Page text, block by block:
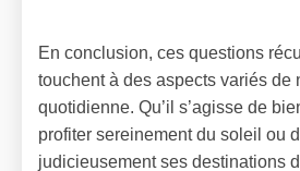
En conclusion, ces questions
touchent à des aspects variés de
quotidienne. Qu’il s’agisse de
profiter sereinement du soleil ou
judicieusement ses destinations